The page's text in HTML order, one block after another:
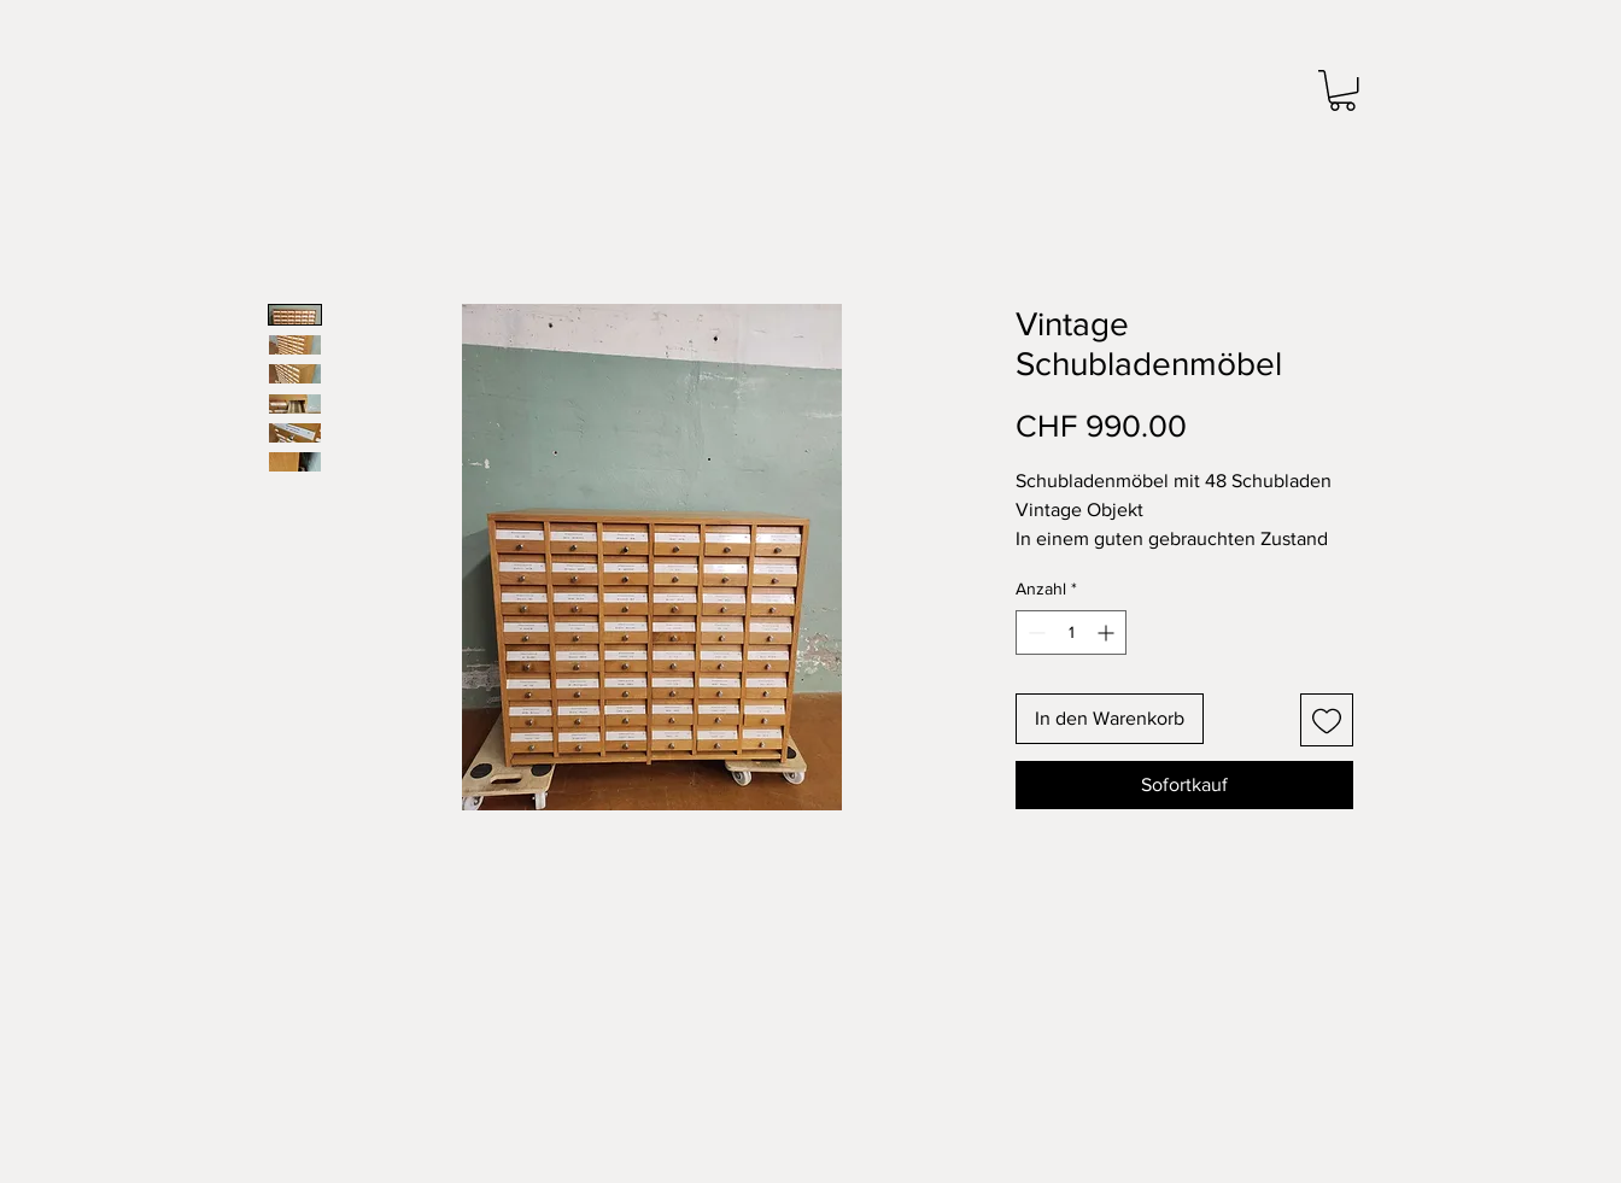
Vintage
Schubladenmöbel
CHF 990.00
Schubladenmöbel mit 48 Schubladen
Vintage Objekt
In einem guten gebrauchten Zustand
Anzahl *
In den Warenkorb
Sofortkauf